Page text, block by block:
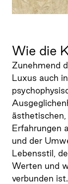
Wie die
Zunehmend
Luxus auch
Erfahrungen
und der
Lebensstil,
Werten und
verbunden